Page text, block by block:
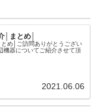
│まとめ│
め│ご訪問ありがとうござい
機器についてご紹介させて頂
2021.06.06